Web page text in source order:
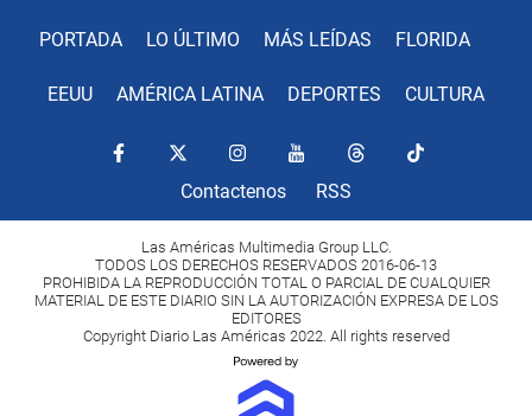
PORTADA LO ÚLTIMO MÁS LEÍDAS FLORIDA
EEUU AMÉRICA LATINA DEPORTES CULTURA
Contactenos RSS
Las Américas Multimedia Group LLC.
TODOS LOS DERECHOS RESERVADOS 2016-06-13
PROHIBIDA LA REPRODUCCIÓN TOTAL O PARCIAL DE CUALQUIER
MATERIAL DE ESTE DIARIO SIN LA AUTORIZACIÓN EXPRESA DE LOS
EDITORES
Copyright Diario Las Américas 2022. All rights reserved